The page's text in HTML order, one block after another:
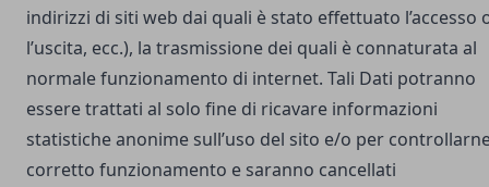
indirizzi di siti web dai quali è stato effettuato l’accesso
l’uscita, ecc.), la trasmissione dei quali è connaturata al
normale funzionamento di internet. Tali Dati potranno
essere trattati al solo fine di ricavare informazioni
statistiche anonime sull’uso del sito e/o per
corretto funzionamento e saranno cancellati